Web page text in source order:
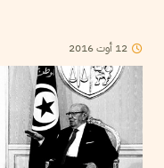
12 أوت2016